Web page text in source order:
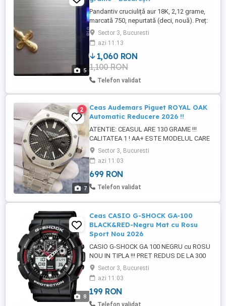
5
Pandantiv cruciuliță aur 18K, 2,12 grame,
marcată 750, nepurtată (deci, nouă). Preț:
1060 lei (500 lei pe gram). Vă rog să nu-mi
trimiteți mesaje cu oferte cu preț mai mic.
Este aur de 18K, bijuteria este nouă, prețul
este MULT mai mic față de prețul de pe
piață (vă rog să verificați prețul aurului de
...
Sector 3, Bucuresti
azi 11:13
1,060 RON
1,100 RON
Telefon validat
7
2
Ceas Audemars Piguet ROYAL OAK
Automatic Reducere 2026 !!
ATENTIE: CEASUL ARE 130 GRAME !!!
CALITATEA 1 ! AA+ ESTE MODELUL CARE
SE VINDE INTRE 1200- 1800 RON PUTETI
VERIFICA :) AUTOMATIC *CEAS AUDEMAR
PIGUET ROYAL OAK !! silver & black !!!
*COLECTIE NOUA !!! *PRET REDUS DE LA
1300 RON *NOU IN TIPLA !! *GARANTIE 1
IN ...
Sector 3, Bucuresti
azi 11:03
699 RON
Telefon validat
8
Ceas CASIO G-SHOCK GA-100
BLACK&RED-Negru Mat cu Rosu
Sport Nou 2026
CASIO G-SHOCK GA 100 NEGRU cu ROSU
NOU IN TIPLA !!! PRET REDUS DE LA 300
RON !!! **ATENTIE !!! NU VA LASATI
PACALITI DE POZE GENERICE SI FICTIVE -
POZELE DIN ACEST ANUNT SUNT 100%
REALE SI PREZITA EFECTIV PRODUSUL PE
CARE URMEAZA SA-L PRIMITI IN URMA
Sector 3, Bucuresti
azi 11:03
199 RON
Telefon validat